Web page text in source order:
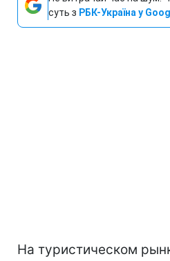
суть з РБК-Україна у
На туристическом